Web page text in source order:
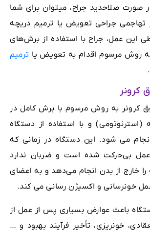
صورت صلاحدید جراح، میتوان برای شما
جراحی تعویض یا ترمیم دریچه
این عمل، جراح با استفاده از برش‌های
روش مرسوم اقدام به تعویض یا ترمیم
کرونر به روش مرسوم با برش کامل در
و با استفاده از دستگاه
می شود. این دستگاه در زمانی که
عمل بی‌حرکت شده است و ضربان ندارد
خارج از بدن انجام می‌دهد و به اعضای
خونرسانی و اکسیژن رسانی می کند.
باعث عوارض بسیاری پس از عمل از
خونریزی، تأخیر فرآیند بهبود و …